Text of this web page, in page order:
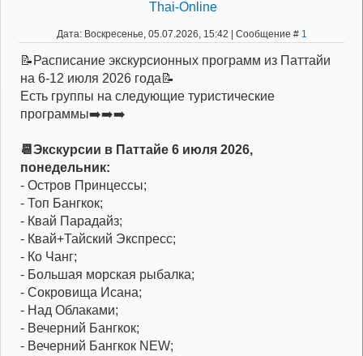
Thai-Online
Дата: Воскресенье, 05.07.2026, 15:42 | Сообщение # 1
📝Расписание экскурсионных программ из Паттайи
на 6-12 июля 2026 года📝
Есть группы на следующие туристические
программы➡️➡️➡️
📆Экскурсии в Паттайе 6 июля 2026,
понедельник:
- Остров Принцессы;
- Топ Бангкок;
- Квай Парадайз;
- Квай+Тайский Экспресс;
- Ко Чанг;
- Большая морская рыбалка;
- Сокровища Исана;
- Над Облаками;
- Вечерний Бангкок;
- Вечерний Бангкок NEW;